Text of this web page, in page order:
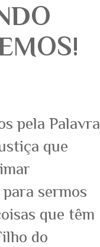
pela Palavra
que
sermos
que têm
do